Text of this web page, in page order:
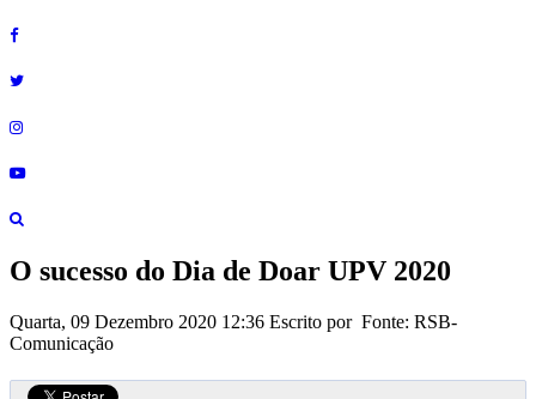
O sucesso do Dia de Doar UPV 2020
Quarta, 09 Dezembro 2020 12:36 Escrito por Fonte: RSB-
Comunicação